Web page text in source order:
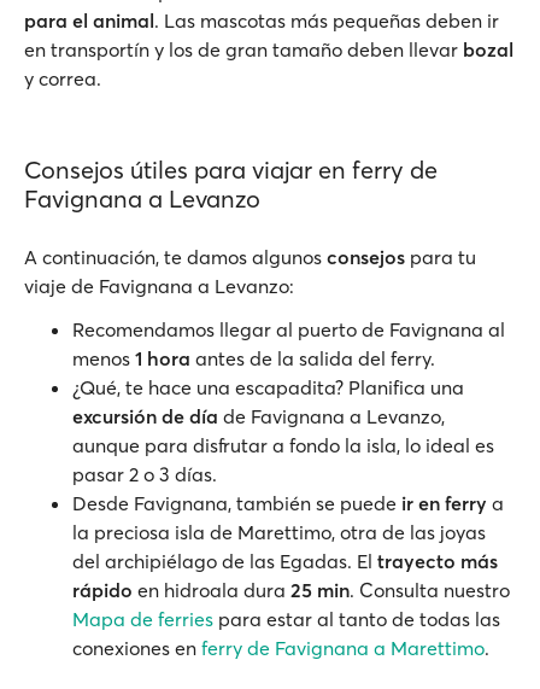
para el animal. Las mascotas más pequeñas deben ir
en transportín y los de gran tamaño deben llevar bozal
y correa.
Consejos útiles para viajar en ferry de
Favignana a Levanzo
A continuación, te damos algunos consejos para tu
viaje de Favignana a Levanzo:
Recomendamos llegar al puerto de Favignana al
menos 1 hora antes de la salida del ferry.
¿Qué, te hace una escapadita? Planifica una
excursión de día de Favignana a Levanzo,
aunque para disfrutar a fondo la isla, lo ideal es
pasar 2 o 3 días.
Desde Favignana, también se puede ir en ferry a
la preciosa isla de Marettimo, otra de las joyas
del archipiélago de las Egadas. El trayecto más
rápido en hidroala dura 25 min. Consulta nuestro
Mapa de ferries para estar al tanto de todas las
conexiones en ferry de Favignana a Marettimo.